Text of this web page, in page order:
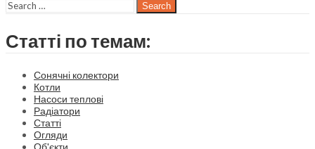
Search
Статті по темам:
Сонячні колектори
Котли
Насоси теплові
Радіатори
Статті
Огляди
Об'єкти